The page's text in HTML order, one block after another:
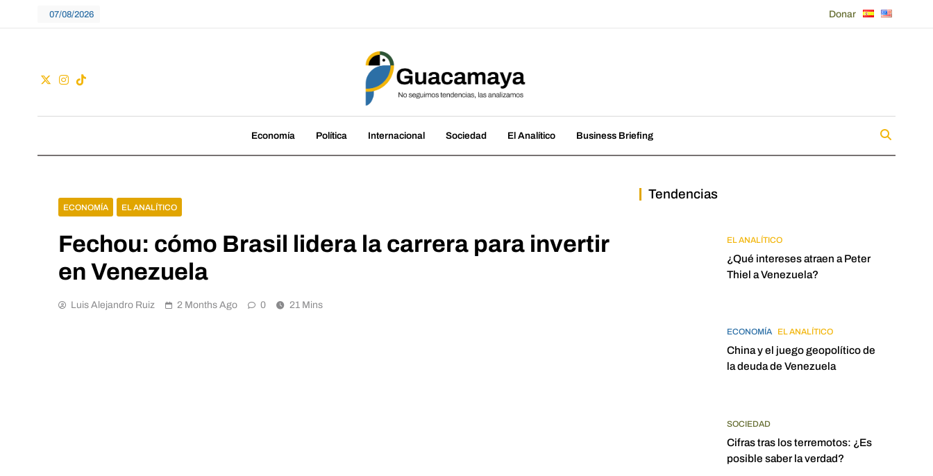
07/08/2026 Donar
Guacamaya
Economía Política Internacional Sociedad El Analítico Business Briefing
ECONOMÍA EL ANALÍTICO
Fechou: cómo Brasil lidera la carrera para invertir
en Venezuela
Luis Alejandro Ruiz 2 Months Ago 0 21 Mins
Tendencias
EL ANALÍTICO
¿Qué intereses atraen a Peter
Thiel a Venezuela?
ECONOMÍA EL ANALÍTICO
China y el juego geopolítico de
la deuda de Venezuela
SOCIEDAD
Cifras tras los terremotos: ¿Es
posible saber la verdad?